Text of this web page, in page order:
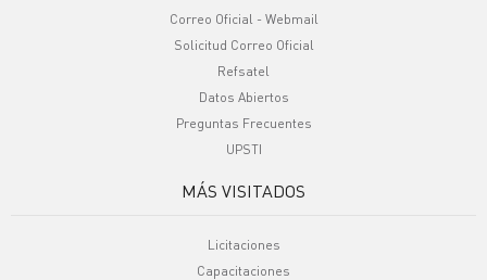
Correo Oficial - Webmail
Solicitud Correo Oficial
Refsatel
Datos Abiertos
Preguntas Frecuentes
UPSTI
MÁS VISITADOS
Licitaciones
Capacitaciones